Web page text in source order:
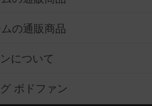
の通販商品
について
ボドファン